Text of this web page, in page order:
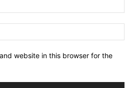
website in this browser for the